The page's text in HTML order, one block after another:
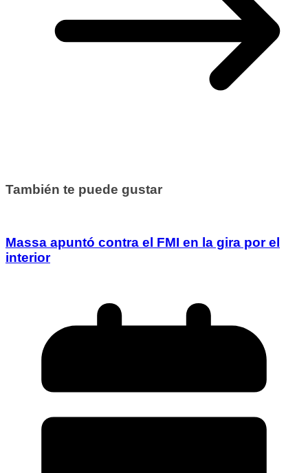
También te puede gustar
Massa apuntó contra el FMI en la gira por el
interior